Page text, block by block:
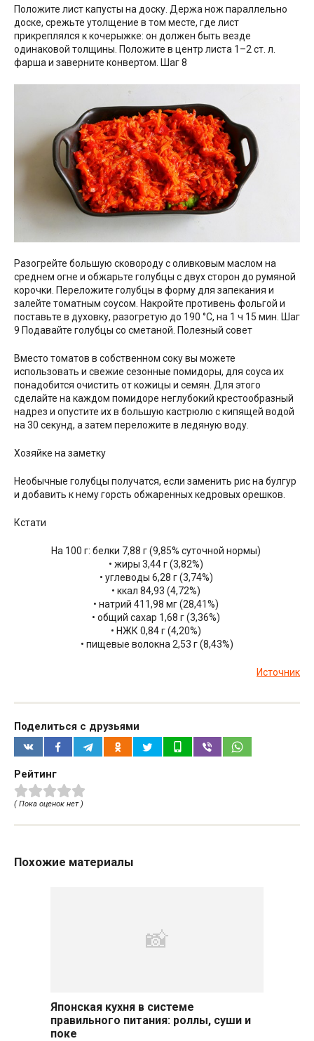
Положите лист капусты на доску. Держа нож параллельно
доске, срежьте утолщение в том месте, где лист
прикреплялся к кочерыжке: он должен быть везде
одинаковой толщины. Положите в центр листа 1–2 ст. л.
фарша и заверните конвертом. Шаг 8
Разогрейте большую сковороду с оливковым маслом на
среднем огне и обжарьте голубцы с двух сторон до румяной
корочки. Переложите голубцы в форму для запекания и
залейте томатным соусом. Накройте противень фольгой и
поставьте в духовку, разогретую до 190 °С, на 1 ч 15 мин. Шаг
9 Подавайте голубцы со сметаной. Полезный совет
Вместо томатов в собственном соку вы можете
использовать и свежие сезонные помидоры, для соуса их
понадобится очистить от кожицы и семян. Для этого
сделайте на каждом помидоре неглубокий крестообразный
надрез и опустите их в большую кастрюлю с кипящей водой
на 30 секунд, а затем переложите в ледяную воду.
Хозяйке на заметку
Необычные голубцы получатся, если заменить рис на булгур
и добавить к нему горсть обжаренных кедровых орешков.
Кстати
На 100 г: белки 7,88 г (9,85% суточной нормы)
• жиры 3,44 г (3,82%)
• углеводы 6,28 г (3,74%)
• ккал 84,93 (4,72%)
• натрий 411,98 мг (28,41%)
• общий сахар 1,68 г (3,36%)
• НЖК 0,84 г (4,20%)
• пищевые волокна 2,53 г (8,43%)
Источник
Поделиться с друзьями
Рейтинг
( Пока оценок нет )
Похожие материалы
Японская кухня в системе
правильного питания: роллы, суши и
поке